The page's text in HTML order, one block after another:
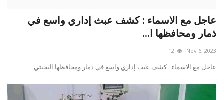
عاجل مع الاسماء : كشف عبث إداري واسع في
ذمار ومحافظها ا...
Nov 6, 2023
12
عاجل مع الاسماء : كشف عبث إداري واسع في ذمار ومحافظها البخيتي